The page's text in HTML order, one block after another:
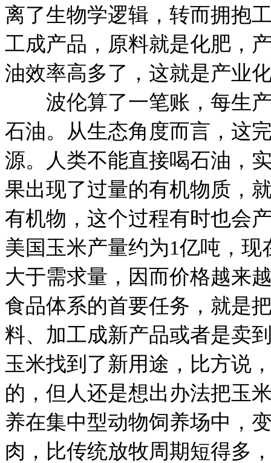
离了生物学逻辑，转而拥抱
工成产品，原料就是化肥，
油效率高多了，这就是产业
波伦算了一笔账，每生产
石油。从生态角度而言，这
源。人类不能直接喝石油，
果出现了过量的有机物质，
有机物，这个过程有时也会
美国玉米产量约为1亿吨，
大于需求量，因而价格越来
食品体系的首要任务，就是
料、加工成新产品或者是卖
玉米找到了新用途，比方说
的，但人还是想出办法把玉
养在集中型动物饲养场中，
肉，比传统放牧周期短得多